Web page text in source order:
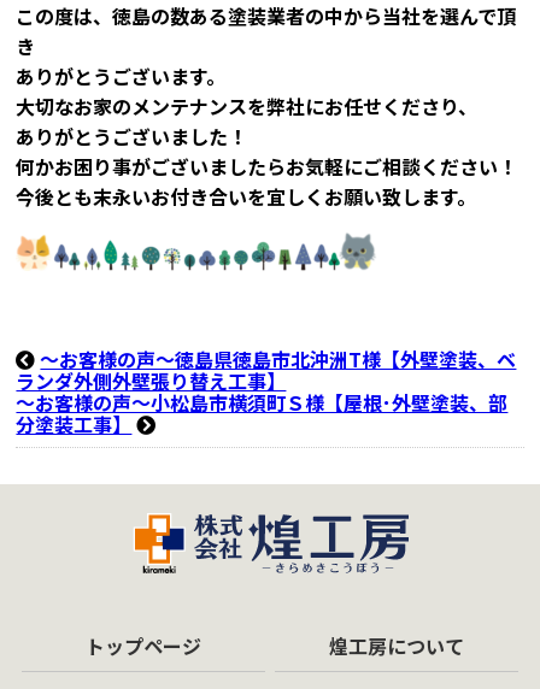
この度は、徳島の数ある塗装業者の中から当社を選んで頂
き
ありがとうございます。
大切なお家のメンテナンスを弊社にお任せくださり、
ありがとうございました！
何かお困り事がございましたらお気軽にご相談ください！
今後とも末永いお付き合いを宜しくお願い致します。
～お客様の声～徳島県徳島市北沖洲T様【外壁塗装、ベ
ランダ外側外壁張り替え工事】
～お客様の声～小松島市横須町Ｓ様【屋根･外壁塗装、部
分塗装工事】
トップページ 煌工房について